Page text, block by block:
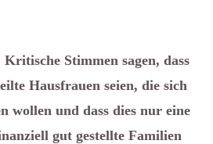
Kritische Stimmen sagen, dass
Hausfrauen seien, die sich
wollen und dass dies nur eine
gut gestellte Familien